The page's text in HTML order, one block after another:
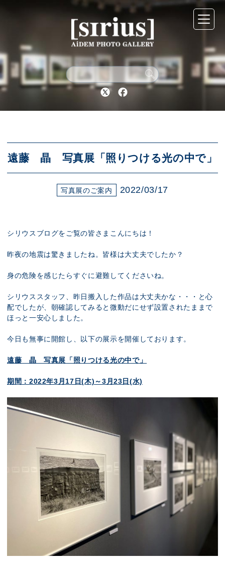
Twitter Facebook
遠藤 晶 写真展「照りつける光の中で」
写真展のご案内 2022/03/17
シリウスブログをご覧の皆さまこんにちは！
昨夜の地震は驚きましたね。皆様は大丈夫でしたか？
身の危険を感じたらすぐに避難してくださいね。
シリウススタッフ、昨日搬入した作品は大丈夫かな・・・と心
配でしたが、朝確認してみると微動だにせず設置されたままで
ほっと一安心しました。
今日も無事に開館し、以下の展示を開催しております。
遠藤 晶 写真展「照りつける光の中で」
期間：2022年3月17日(木)～3月23日(水)
シリウスについて
展示スケジュール
アクセス